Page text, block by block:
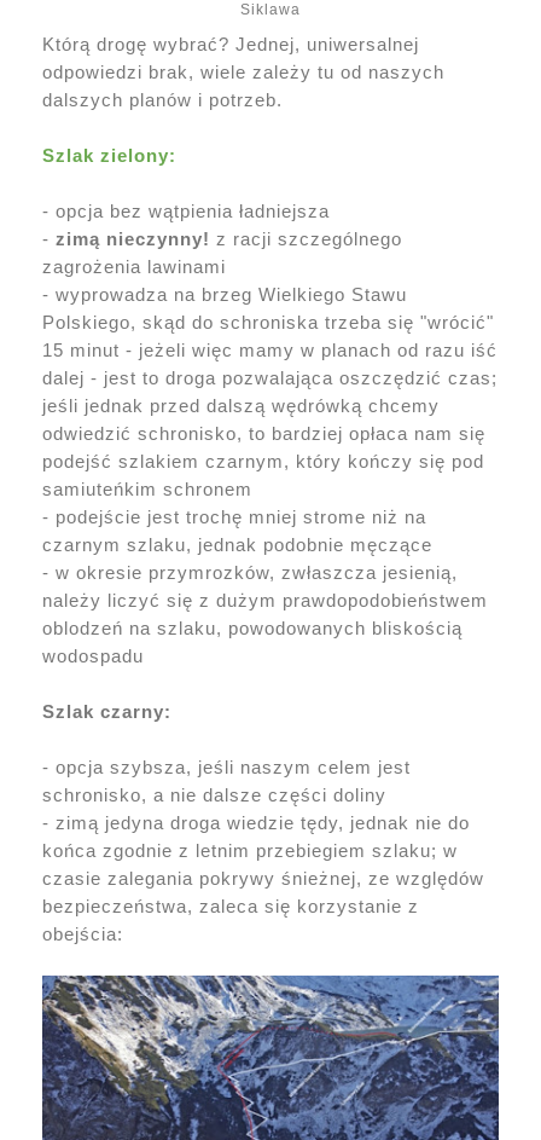
Siklawa
Którą drogę wybrać? Jednej, uniwersalnej
odpowiedzi brak, wiele zależy tu od naszych
dalszych planów i potrzeb.
Szlak zielony:
- opcja bez wątpienia ładniejsza
- zimą nieczynny! z racji szczególnego
zagrożenia lawinami
- wyprowadza na brzeg Wielkiego Stawu
Polskiego, skąd do schroniska trzeba się "wrócić"
15 minut - jeżeli więc mamy w planach od razu iść
dalej - jest to droga pozwalająca oszczędzić czas;
jeśli jednak przed dalszą wędrówką chcemy
odwiedzić schronisko, to bardziej opłaca nam się
podejść szlakiem czarnym, który kończy się pod
samiuteńkim schronem
- podejście jest trochę mniej strome niż na
czarnym szlaku, jednak podobnie męczące
- w okresie przymrozków, zwłaszcza jesienią,
należy liczyć się z dużym prawdopodobieństwem
oblodzeń na szlaku, powodowanych bliskością
wodospadu
Szlak czarny:
- opcja szybsza, jeśli naszym celem jest
schronisko, a nie dalsze części doliny
- zimą jedyna droga wiedzie tędy, jednak nie do
końca zgodnie z letnim przebiegiem szlaku; w
czasie zalegania pokrywy śnieżnej, ze względów
bezpieczeństwa, zaleca się korzystanie z
obejścia: